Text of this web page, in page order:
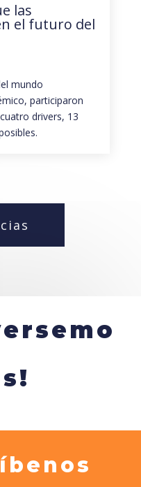
las
el futuro del
mundo
participaron
drivers, 13
s!